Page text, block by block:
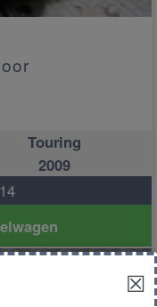
Touring
2009
☒